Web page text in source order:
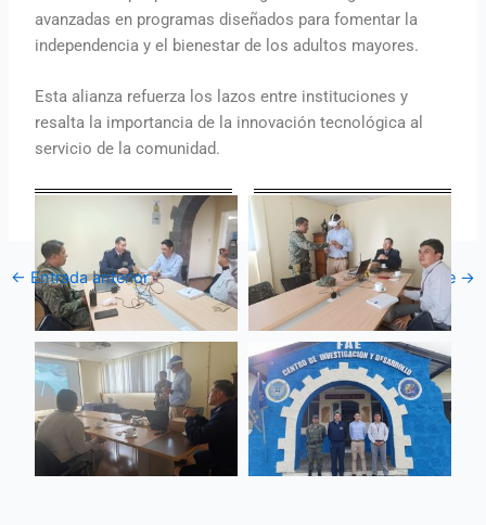
avanzadas en programas diseñados para fomentar la
independencia y el bienestar de los adultos mayores.
Esta alianza refuerza los lazos entre instituciones y
resalta la importancia de la innovación tecnológica al
servicio de la comunidad.
← Entrada anterior Entrada siguiente →